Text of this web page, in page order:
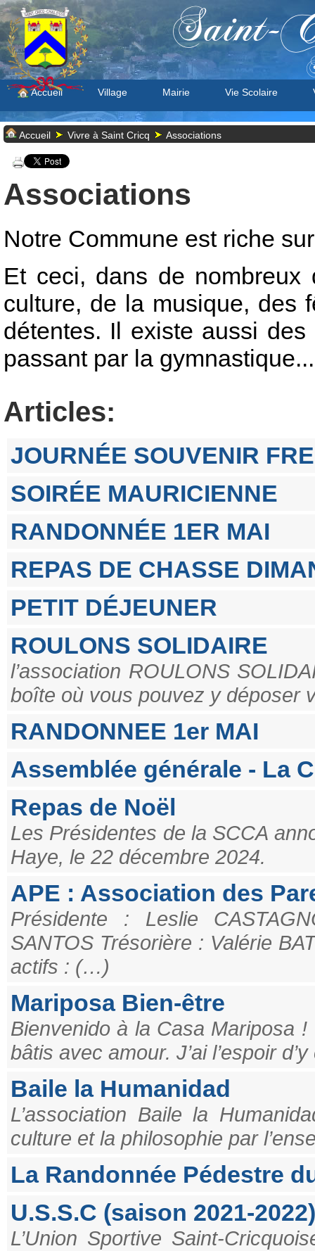
Saint-
Accueil Village Mairie Vie Scolaire
Accueil Vivre à Saint Cricq Associations
Associations
Notre Commune est riche
Et ceci, dans de nombreux
culture, de la musique, des
détentes. Il existe aussi
passant par la gymnastique...
Articles:
JOURNÉE SOUVENIR
SOIRÉE MAURICIENNE
RANDONNÉE 1ER MAI
REPAS DE CHASSE
PETIT DÉJEUNER
ROULONS SOLIDAIRE
l’association ROULONS
boîte où vous pouvez y déposer
RANDONNEE 1er MAI
Assemblée générale - La
Repas de Noël
Les Présidentes de la SCCA
Haye, le 22 décembre 2024.
APE : Association des
Présidente : Leslie
SANTOS Trésorière : Valérie
actifs : (…)
Mariposa Bien-être
Bienvenido à la Casa Mariposa
bâtis avec amour. J’ai l’espoir
Baile la Humanidad
L’association Baile la
culture et la philosophie par
La Randonnée Pédestre
U.S.S.C (saison 2021-2022)
L’Union Sportive Saint-